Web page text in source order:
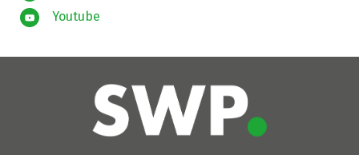
Youtube